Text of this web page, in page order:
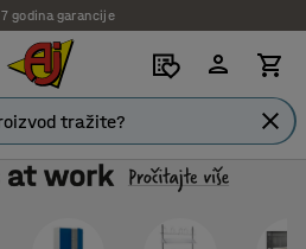
7 godina garancije